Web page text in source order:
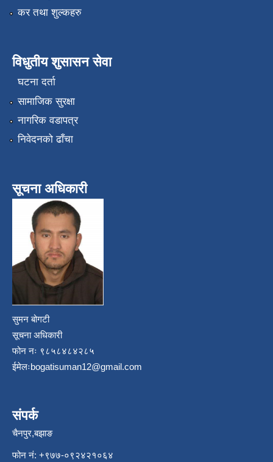
कर तथा शुल्कहरु
विधुतीय शुसासन सेवा
घटना दर्ता
सामाजिक सुरक्षा
नागरिक वडापत्र
निवेदनको ढाँचा
सूचना अधिकारी
सुमन बोगटी
सूचना अधिकारी
फोन नः ९८५८४८४२८५
ईमेलःbogatisuman12@gmail.com
संपर्क
चैनपुर,बझाङ
फोन नं: ‍‌+९७७-०९२४२१०६४